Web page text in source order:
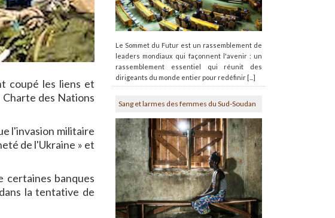
coupé les liens et
des Nations
l'invasion militaire
de l'Ukraine » et
certaines banques
la tentative de
Le Sommet du Futur est un rassemblement de
leaders mondiaux qui façonnent l'avenir : un
rassemblement essentiel qui réunit des
dirigeants du monde entier pour redéfinir [...]
Sang et larmes des femmes du Sud-Soudan